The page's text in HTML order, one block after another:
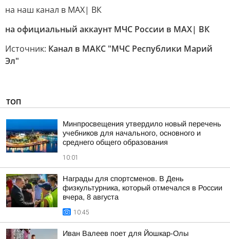
на наш канал в MAX| ВК
на официальный аккаунт МЧС России в MAX| ВК
Источник: Канал в МАКС "МЧС Республики Марий
Эл"
ТОП
Минпросвещения утвердило новый перечень
учебников для начального, основного и
среднего общего образования
10:01
Награды для спортсменов. В День
физкультурника, который отмечался в России
вчера, 8 августа
10:45
Иван Валеев поет для Йошкар-Олы